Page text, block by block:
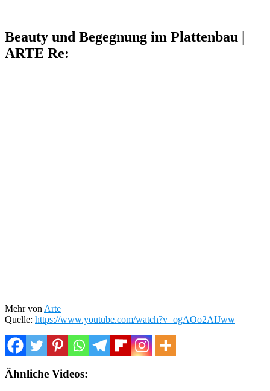
Beauty und Begegnung im Plattenbau |
ARTE Re:
Mehr von Arte
Quelle: https://www.youtube.com/watch?v=ogAOo2AIJww
Ähnliche Videos: